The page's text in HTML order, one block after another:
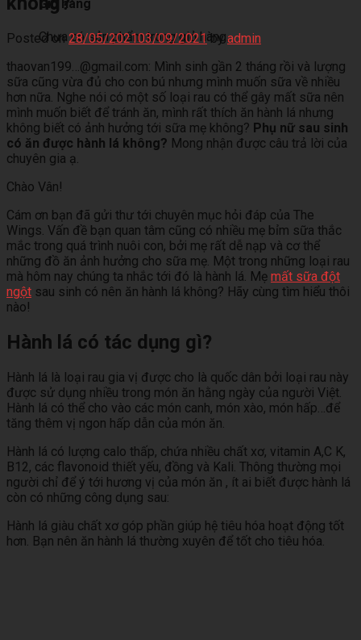
Giỏ hàng
Chưa có sản phẩm trong giỏ hàng.
Posted on28/05/202103/09/2021byadmin
thaovan199…@gmail.com: Mình sinh gần 2 tháng rồi và lượng
sữa cũng vừa đủ cho con bú nhưng mình muốn sữa về nhiều
hơn nữa. Nghe nói có một số loại rau có thể gây mất sữa nên
mình muốn biết để tránh ăn, mình rất thích ăn hành lá nhưng
không biết có ảnh hưởng tới sữa mẹ không? Phụ nữ sau sinh
có ăn được hành lá không? Mong nhận được câu trả lời của
chuyên gia ạ.
Chào Vân!
Cám ơn bạn đã gửi thư tới chuyên mục hỏi đáp của The
Wings. Vấn đề bạn quan tâm cũng có nhiều mẹ bỉm sữa thắc
mắc trong quá trình nuôi con, bởi mẹ rất dễ nạp và cơ thể
những đồ ăn ảnh hưởng cho sữa mẹ. Một trong những loại rau
mà hôm nay chúng ta nhắc tới đó là hành lá. Mẹ mất sữa đột
ngột sau sinh có nên ăn hành lá không? Hãy cùng tìm hiểu thôi
nào!
Hành lá có tác dụng gì?
Hành lá là loại rau gia vị được cho là quốc dân bởi loại rau này
được sử dụng nhiều trong món ăn hằng ngày của người Việt.
Hành lá có thể cho vào các món canh, món xào, món hấp…để
tăng thêm vị ngon hấp dẫn của món ăn.
Hành lá có lượng calo thấp, chứa nhiều chất xơ, vitamin A,C K,
B12, các flavonoid thiết yếu, đồng và Kali. Thông thường mọi
người chỉ để ý tới hương vị của món ăn , ít ai biết được hành lá
còn có những công dụng sau:
Hành lá giàu chất xơ góp phần giúp hệ tiêu hóa hoạt động tốt
hơn. Bạn nên ăn hành lá thường xuyên để tốt cho tiêu hóa.